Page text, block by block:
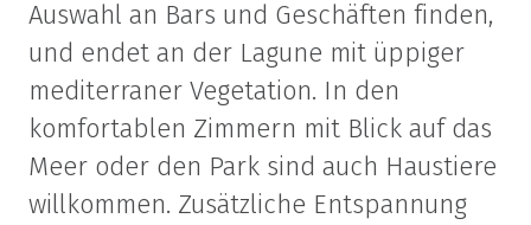
Auswahl an Bars und Geschäften finden,
und endet an der Lagune mit üppiger
mediterraner Vegetation. In den
komfortablen Zimmern mit Blick auf das
Meer oder den Park sind auch Haustiere
willkommen. Zusätzliche Entspannung